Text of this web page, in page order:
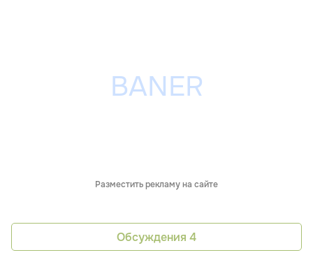
Разместить рекламу на сайте
Обсуждения 4